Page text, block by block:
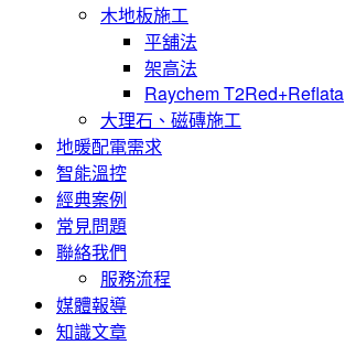
木地板施工
平舖法
架高法
Raychem T2Red+Reflata
大理石、磁磚施工
地暖配電需求
智能溫控
經典案例
常見問題
聯絡我們
服務流程
媒體報導
知識文章